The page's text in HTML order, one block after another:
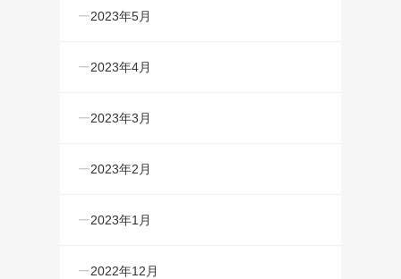
2023年5月
2023年4月
2023年3月
2023年2月
2023年1月
2022年12月